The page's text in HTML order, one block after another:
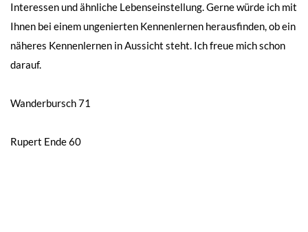
Interessen und ähnliche Lebenseinstellung. Gerne würde ich mit
Ihnen bei einem ungenierten Kennenlernen herausfinden, ob ein
näheres Kennenlernen in Aussicht steht. Ich freue mich schon
darauf.
Beitragsnavigation
Wanderbursch 71
Rupert Ende 60